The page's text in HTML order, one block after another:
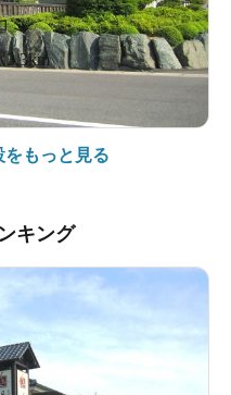
ミ
3.3km
をもっと見る
キング